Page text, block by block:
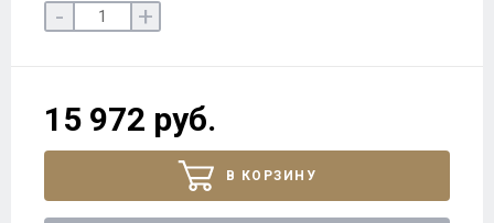
- +
15 972 руб.
В КОРЗИНУ